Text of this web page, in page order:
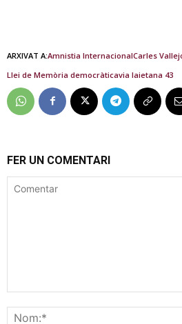
ARXIVAT A:Amnistia InternacionalCarles
Llei de Memòria democràticavia laietana 43
FER UN COMENTARI